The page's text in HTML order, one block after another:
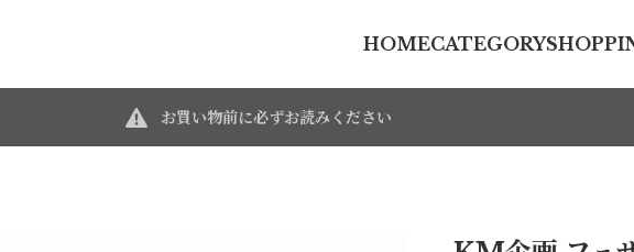
HOMECATEGORY
お買い物前に必ずお読みください